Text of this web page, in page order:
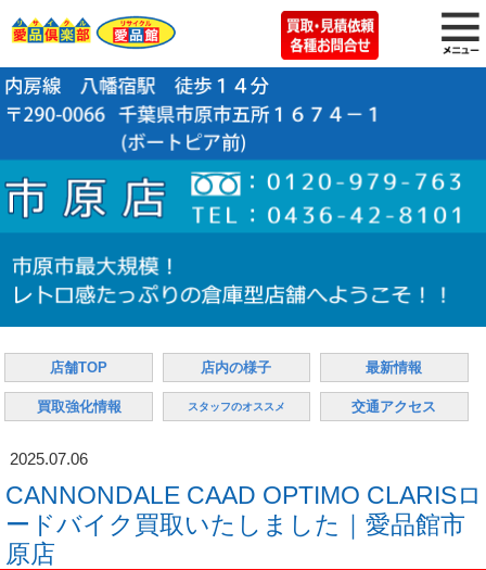
店舗TOP 店内の様子 最新情報
買取強化情報 スタッフのオススメ 交通アクセス
2025.07.06
CANNONDALE CAAD OPTIMO CLARISロ
ードバイク買取いたしました｜愛品館市
原店